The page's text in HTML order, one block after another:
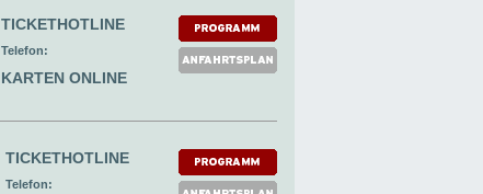
TICKETHOTLINE
Telefon:
KARTEN ONLINE
TICKETHOTLINE
Telefon: